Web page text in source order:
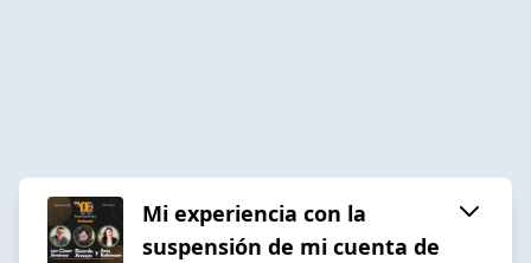
Mi experiencia con la
suspensión de mi cuenta de